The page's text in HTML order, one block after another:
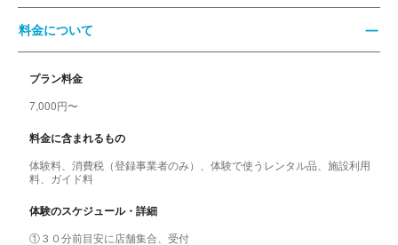
料金について
プラン料金
7,000円〜
料金に含まれるもの
体験料、消費税（登録事業者のみ）、体験で使うレンタル品、施設利用
料、ガイド料
体験のスケジュール・詳細
①３０分前目安に店舗集合、受付